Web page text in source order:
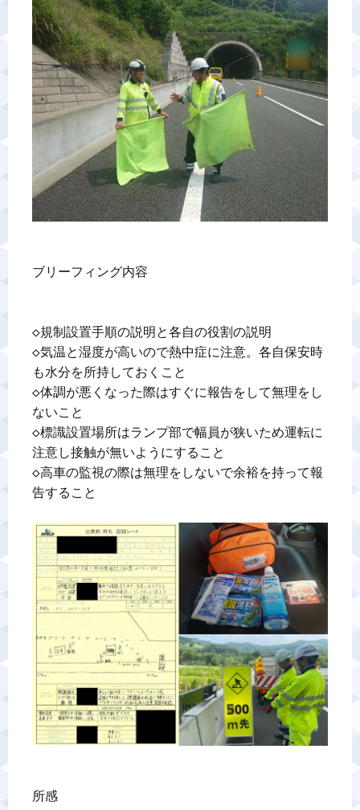
警備業標識
反社会的勢力排除宣言
カスタマーハラスメントに対する基本方針
プライバシーポリシー
ブリーフィング内容
◇規制設置手順の説明と各自の役割の説明
◇気温と湿度が高いので熱中症に注意。各自保安時
も水分を所持しておくこと
◇体調が悪くなった際はすぐに報告をして無理をし
ないこと
◇標識設置場所はランプ部で幅員が狭いため運転に
注意し接触が無いようにすること
◇高車の監視の際は無理をしないで余裕を持って報
告すること
所感